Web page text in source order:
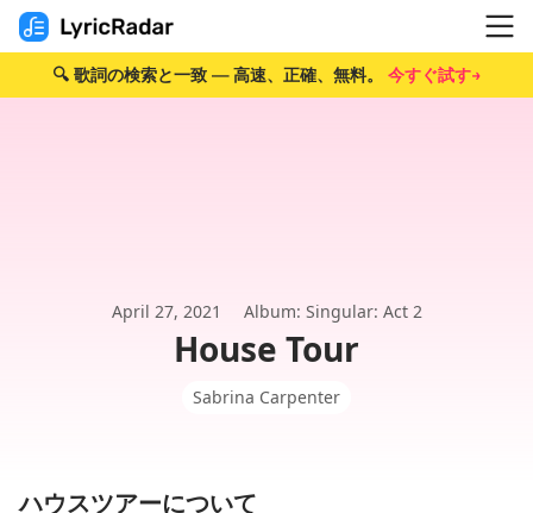
🔍 歌詞の検索と一致 — 高速、正確、無料。 今すぐ試す→
April 27, 2021 Album: Singular: Act 2
House Tour
Sabrina Carpenter
ハウスツアーについて